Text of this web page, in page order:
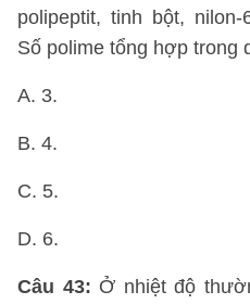
polipeptit, tinh bột, nilon-
Số polime tổng hợp trong
A. 3.
B. 4.
C. 5.
D. 6.
Câu 43: Ở nhiệt độ